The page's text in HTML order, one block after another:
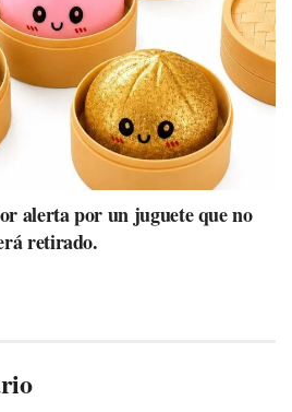
alerta por un juguete que no
retirado.